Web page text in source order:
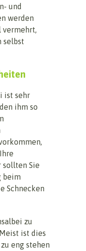
und
werden
vermehrt,
selbst
ist sehr
ihm so
sollten Sie
beim
Schnecken
zu
ist dies
eng stehen